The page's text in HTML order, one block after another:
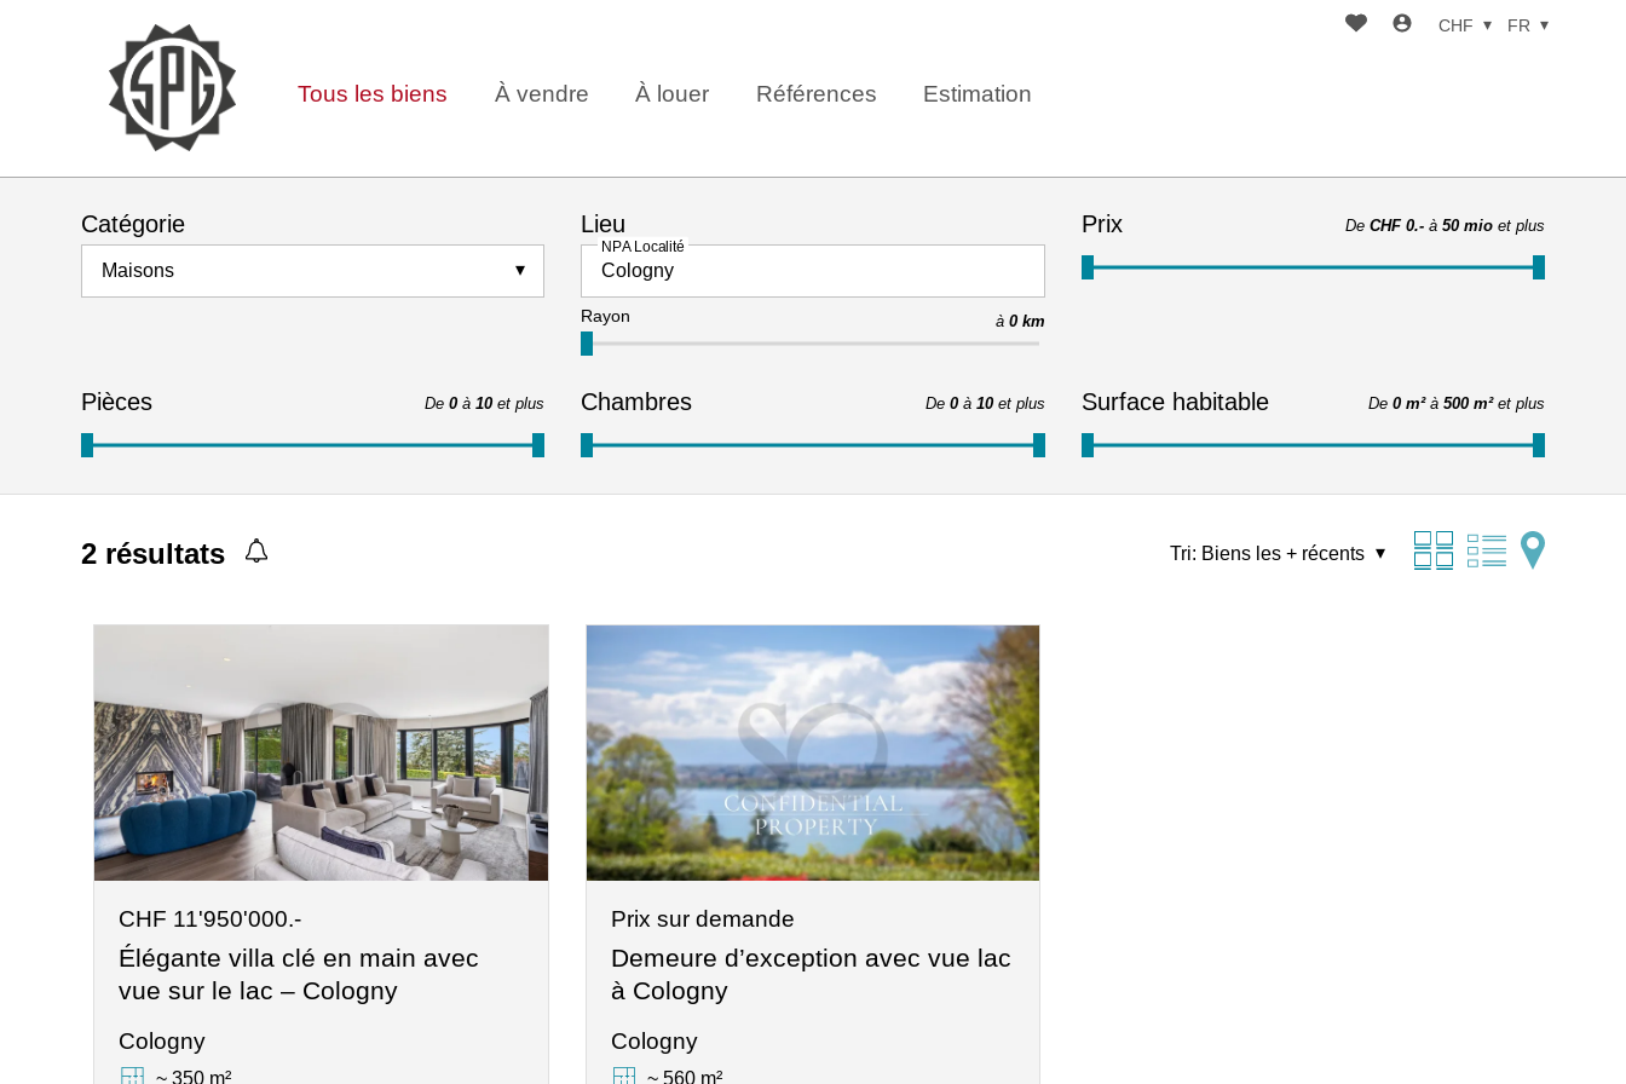
Tous les biens À vendre À louer Références Estimation
CHF FR
Catégorie
Maisons
Lieu
NPA Localité
Rayon à 0 km
Prix De CHF 0.- à 50 mio et plus
Pièces De 0 à 10 et plus Chambres De 0 à 10 et plus Surface habitable De 0 m² à 500 m² et plus
2 résultats Tri: Biens les + récents
CHF 11'950'000.-
Élégante villa clé en main avec
vue sur le lac – Cologny
Cologny
~ 350 m²
Prix sur demande
Demeure d’exception avec vue lac
à Cologny
Cologny
~ 560 m²